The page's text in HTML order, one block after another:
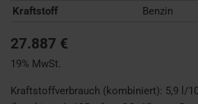
Kraftstoff
Benzin
27.887 €
19% MwSt.
Kraftstoffverbrauch (kombiniert): 5,9 l/